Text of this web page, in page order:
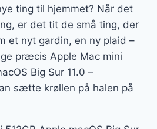
ting til hjemmet? Når det
er det tit de små ting, der
et nyt gardin, en ny plaid –
præcis Apple Mac mini
Big Sur 11.0 –
sætte krøllen på halen på